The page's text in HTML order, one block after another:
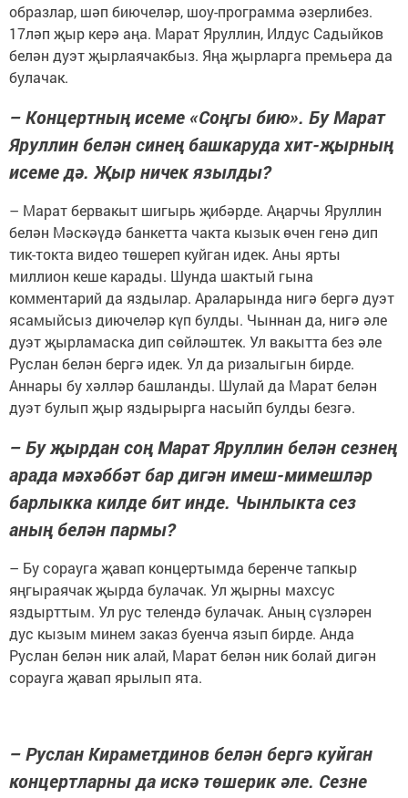
образлар, шәп биючеләр, шоу-программа әзерлибез.
17ләп җыр керә аңа. Марат Яруллин, Илдус Садыйков
белән дуэт җырлаячакбыз. Яңа җырларга премьера да
булачак.
– Концертның исеме «Соңгы бию». Бу Марат
Яруллин белән синең башкаруда хит-җырның
исеме дә. Җыр ничек язылды?
– Марат бервакыт шигырь җибәрде. Аңарчы Яруллин
белән Мәскәүдә банкетта чакта кызык өчен генә дип
тик-токта видео төшереп куйган идек. Аны ярты
миллион кеше карады. Шунда шактый гына
комментарий да яздылар. Араларында нигә бергә дуэт
ясамыйсыз диючеләр күп булды. Чыннан да, нигә әле
дуэт җырламаска дип сөйләштек. Ул вакытта без әле
Руслан белән бергә идек. Ул да ризалыгын бирде.
Аннары бу хәлләр башланды. Шулай да Марат белән
дуэт булып җыр яздырырга насыйп булды безгә.
– Бу җырдан соң Марат Яруллин белән сезнең
арада мәхәббәт бар дигән имеш-мимешләр
барлыкка килде бит инде. Чынлыкта сез
аның белән пармы?
– Бу сорауга җавап концертымда беренче тапкыр
яңгыраячак җырда булачак. Ул җырны махсус
яздырттым. Ул рус телендә булачак. Аның сүзләрен
дус кызым минем заказ буенча язып бирде. Анда
Руслан белән ник алай, Марат белән ник болай дигән
сорауга җавап ярылып ята.
– Руслан Кираметдинов белән бергә куйган
концертларны да искә төшерик әле. Сезне